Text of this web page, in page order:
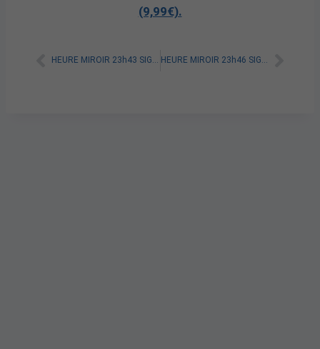
(9,99€).
HEURE MIROIR 23h43 SIGNIFICATION SPIRITUELLE [A LIRE] HEURE MIROIR 23h46 SIGNIFICATION SPIRITUELLE [A LIRE]